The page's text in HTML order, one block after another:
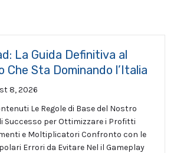
La Guida Definitiva al
Che Sta Dominando l’Italia
8, 2026
Le Regole di Base del Nostro
Successo per Ottimizzare i Profitti
e Moltiplicatori Confronto con le
Errori da Evitare Nel il Gameplay